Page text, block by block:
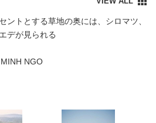
ントとする草地の奥には、シロマツ、
デが見られる
NGO